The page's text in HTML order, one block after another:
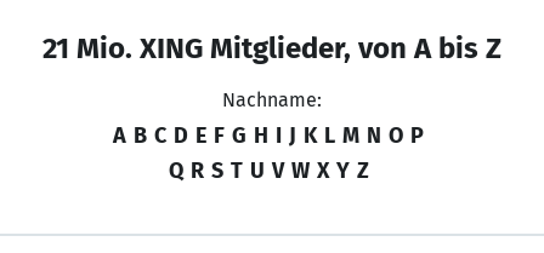
21 Mio. XING Mitglieder, von A bis Z
Nachname:
A B C D E F G H I J K L M N O P
Q R S T U V W X Y Z